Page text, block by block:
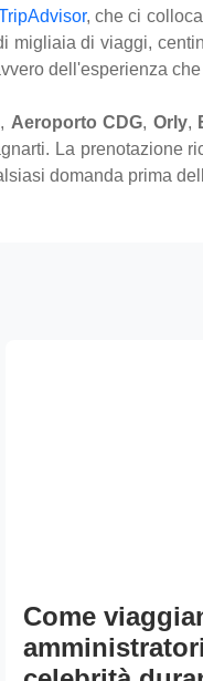
, che ci
migliaia di viaggi,
dell'esperienza che
, Aeroporto CDG, Orly,
La prenotazione
domanda prima
Come